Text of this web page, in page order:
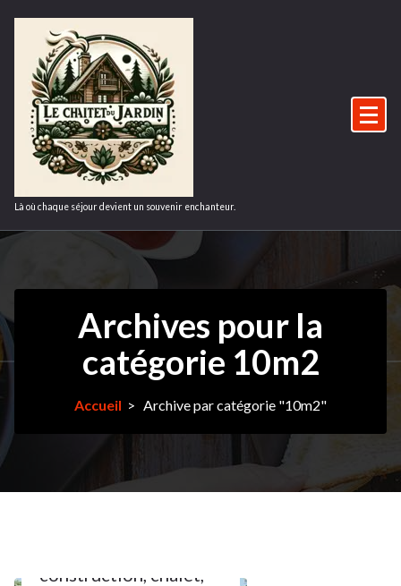
contenu
Là où chaque séjour devient un souvenir enchanteur.
Archives pour la
catégorie 10m2
Accueil > Archive par catégorie "10m2"
construction chalet